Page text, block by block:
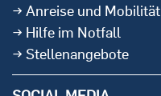
Anreise und Mobilität
Hilfe im Notfall
Stellenangebote